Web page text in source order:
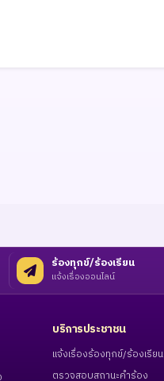
ร้องทุกข์/ร้องเรียน
แจ้งเรื่องออนไลน์
บริการประชาชน
แจ้งเรื่องร้องทุกข์/ร้องเรียน
ตรวจสอบสถานะคำร้อง